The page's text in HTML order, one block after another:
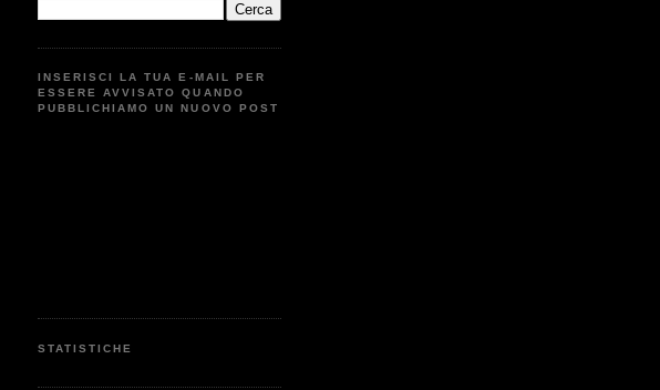
INSERISCI LA TUA E-MAIL PER
ESSERE AVVISATO QUANDO
PUBBLICHIAMO UN NUOVO POST
STATISTICHE